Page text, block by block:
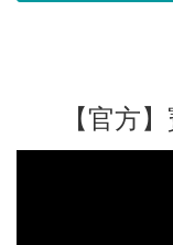
【官方